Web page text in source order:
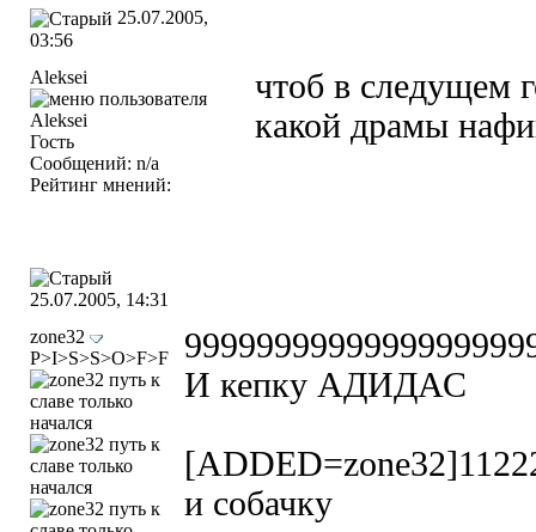
25.07.2005,
03:56
Aleksei
Гость
Сообщений: n/a
Рейтинг мнений:
чтоб в следущем
какой драмы
25.07.2005, 14:31
zone32
P>I>S>S>O>F>F
И кепку АДИДАС
и собачку